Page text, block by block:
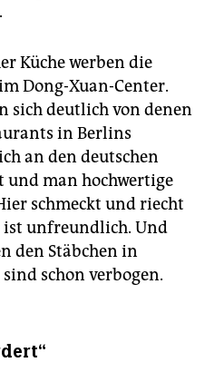
Küche werben die
Dong-Xuan-Center.
sich deutlich von denen
in Berlins
an den deutschen
und man hochwertige
schmeckt und riecht
ist unfreundlich. Und
den Stäbchen in
schon verbogen.